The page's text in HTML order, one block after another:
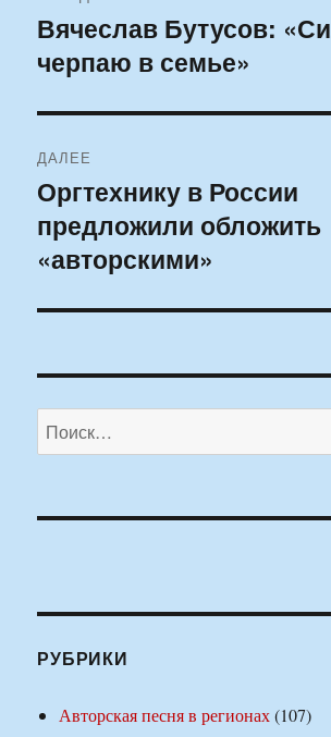
по
записям
Предыдущая
запись:
Вячеслав Бутусов:
черпаю в семье»
ДАЛЕЕ
Следующая
запись:
Оргтехнику в России
предложили обложить
«авторскими»
Искать:
РУБРИКИ
Авторская песня в регионах(107)